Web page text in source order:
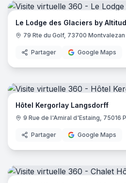
Le Lodge des Glaciers by
79 Rte du Golf, 73700 Montvalezan
Partager Google Maps
Hôtel Kergorlay Langsdorff
9 Rue de l'Amiral d'Estaing, 75016
Partager Google Maps